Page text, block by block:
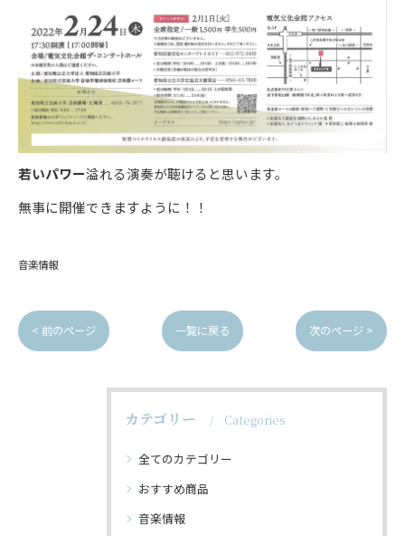
若いパワー溢れる演奏が聴けると思います。
無事に開催できますように！！
音楽情報
< 前のページ 一覧に戻る 次のページ >
カテゴリー Categories
全てのカテゴリー
おすすめ商品
音楽情報